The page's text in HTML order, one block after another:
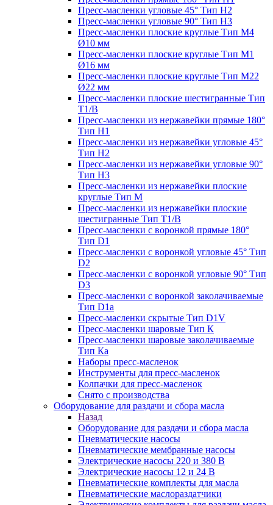
Пресс-масленки угловые 45° Тип H2
Пресс-масленки угловые 90° Тип H3
Пресс-масленки плоские круглые Тип M4
Ø10 мм
Пресс-масленки плоские круглые Тип M1
Ø16 мм
Пресс-масленки плоские круглые Тип M22
Ø22 мм
Пресс-масленки плоские шестигранные Тип
T1/B
Пресс-масленки из нержавейки прямые 180°
Тип H1
Пресс-масленки из нержавейки угловые 45°
Тип H2
Пресс-масленки из нержавейки угловые 90°
Тип H3
Пресс-масленки из нержавейки плоские
круглые Тип M
Пресс-масленки из нержавейки плоские
шестигранные Тип T1/B
Пресс-масленки с воронкой прямые 180°
Тип D1
Пресс-масленки с воронкой угловые 45° Тип
D2
Пресс-масленки с воронкой угловые 90° Тип
D3
Пресс-масленки с воронкой заколачиваемые
Тип D1a
Пресс-масленки скрытые Тип D1V
Пресс-масленки шаровые Тип К
Пресс-масленки шаровые заколачиваемые
Тип Кa
Наборы пресс-масленок
Инструменты для пресс-масленок
Колпачки для пресс-масленок
Снято с производства
Оборудование для раздачи и сбора масла
Назад
Оборудование для раздачи и сбора масла
Пневматические насосы
Пневматические мембранные насосы
Электрические насосы 220 и 380 В
Электрические насосы 12 и 24 В
Пневматические комплекты для масла
Пневматические маслораздатчики